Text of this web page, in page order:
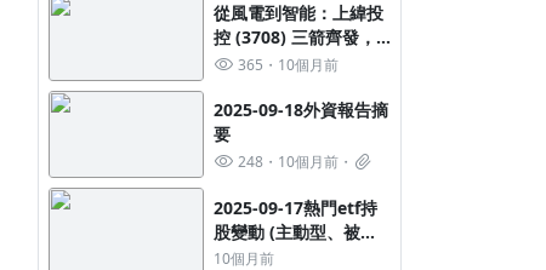
從風電到智能：上緯投
控 (3708) 三箭齊發，
解構其核心轉型策略與
365 10個月前
2025-09-18外資報告摘
要
248 10個月前
2025-09-17熱門etf持
股變動 (主動型、被動
型ETF都有喔)
10個月前